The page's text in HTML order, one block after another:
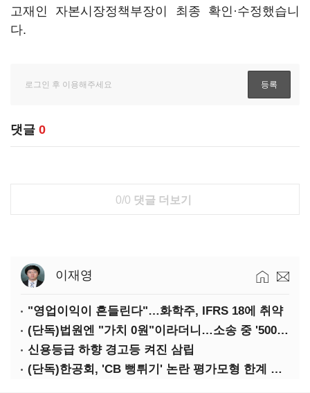
고재인 자본시장정책부장이 최종 확인·수정했습니
다.
댓글 0
0/0 댓글 더보기
이재영
"영업이익이 흔들린다"…화학주, IFRS 18에 취약
(단독)법원엔 "가치 0원"이라더니…소송 중 '500원 유증' 강행한 라인게임즈
신용등급 하향 경고등 켜진 삼립
(단독)한공회, 'CB 뻥튀기' 논란 평가모형 한계 인정…당국 방관 속 장부 왜곡 수두룩